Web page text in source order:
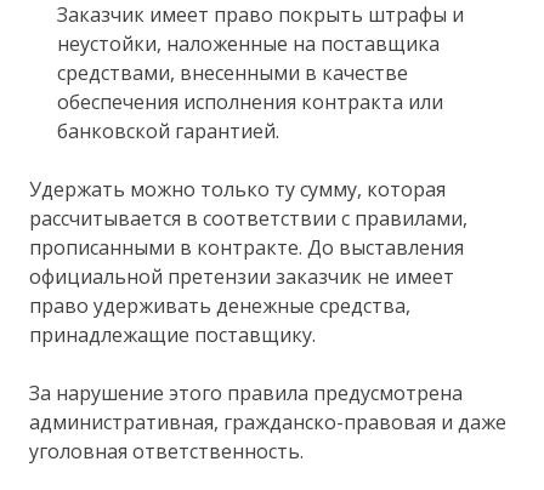
Заказчик имеет право покрыть штрафы и
неустойки, наложенные на поставщика
средствами, внесенными в качестве
обеспечения исполнения контракта или
банковской гарантией.
Удержать можно только ту сумму, которая
рассчитывается в соответствии с правилами,
прописанными в контракте. До выставления
официальной претензии заказчик не имеет
право удерживать денежные средства,
принадлежащие поставщику.
За нарушение этого правила предусмотрена
административная, гражданско-правовая и даже
уголовная ответственность.